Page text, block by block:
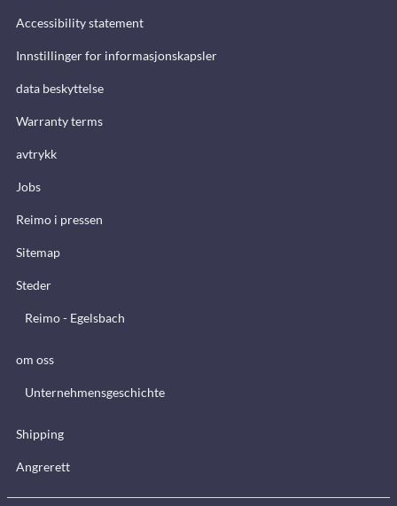
Accessibility statement
Innstillinger for informasjonskapsler
data beskyttelse
Warranty terms
avtrykk
Jobs
Reimo i pressen
Sitemap
Steder
Reimo - Egelsbach
om oss
Unternehmensgeschichte
Shipping
Angrerett